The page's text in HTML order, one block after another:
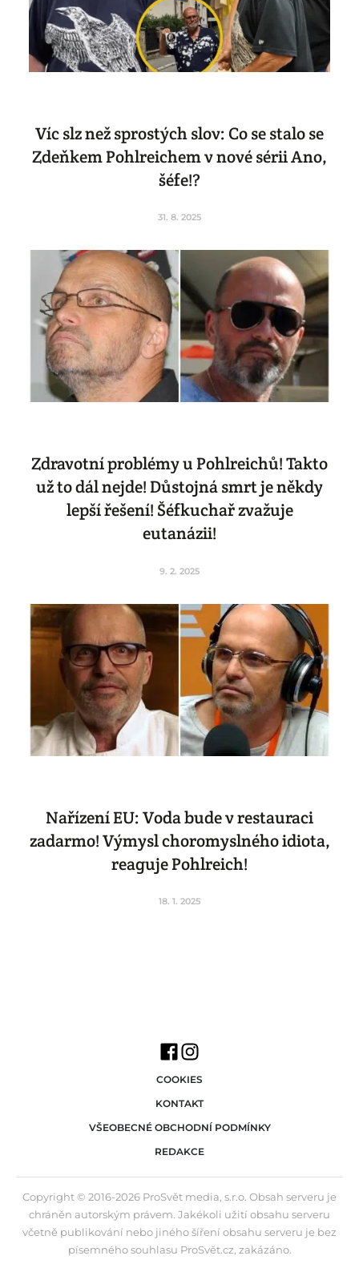
Víc slz než sprostých slov: Co se stalo se
Zdeňkem Pohlreichem v nové sérii Ano,
šéfe!?
31. 8. 2025
Zdravotní problémy u Pohlreichů! Takto
už to dál nejde! Důstojná smrt je někdy
lepší řešení! Šéfkuchař zvažuje
eutanázii!
9. 2. 2025
Nařízení EU: Voda bude v restauraci
zadarmo! Výmysl choromyslného idiota,
reaguje Pohlreich!
18. 1. 2025
COOKIES
KONTAKT
VŠEOBECNÉ OBCHODNÍ PODMÍNKY
REDAKCE
Copyright © 2016-2026 ProSvět media, s.r.o. Obsah serveru je
chráněn autorským právem. Jakékoli užití obsahu serveru
včetně publikování nebo jiného šíření obsahu serveru je bez
písemného souhlasu ProSvět.cz, zakázáno.